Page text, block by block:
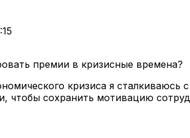
премии в кризисные времена?
кризиса я
чтобы сохранить мотивацию